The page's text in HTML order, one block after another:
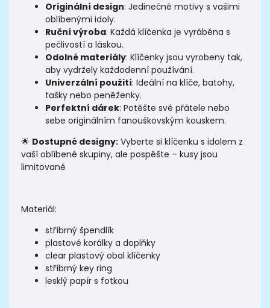
Originální design: Jedinečné motivy s vašimi
oblíbenými idoly.
Ruční výroba: Každá klíčenka je vyráběna s
pečlivostí a láskou.
Odolné materiály: Klíčenky jsou vyrobeny tak,
aby vydržely každodenní používání.
Univerzální použití: Ideální na klíče, batohy,
tašky nebo peněženky.
Perfektní dárek: Potěšte své přátele nebo
sebe originálním fanouškovským kouskem.
🌟 Dostupné designy: Vyberte si klíčenku s idolem z
vaší oblíbené skupiny, ale pospěšte – kusy jsou
limitované
Materiál:
stříbrný špendlík
plastové korálky a doplňky
clear plastový obal klíčenky
stříbrný key ring
lesklý papír s fotkou